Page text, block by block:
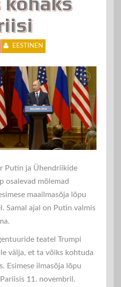
EESTINEN
Putin ja Ühendriikide
osalevad mõlemad
maailmasõja lõpu
Samal ajal on Putin valmis
teatel Trumpi
välja, et ta võiks kohtuda
Esimese ilmasõja lõpu
11. novembril.